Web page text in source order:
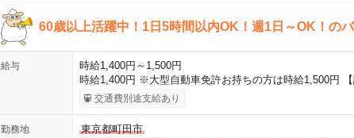
60歳以上活躍中！1日5時間以内OK！週1日～OK！の
給与
時給1,400円～1,500円
時給1,400円 ※大型自動車免許お持ちの方は時給1,500円 【
交通費別途支給あり
勤務地
東京都町田市